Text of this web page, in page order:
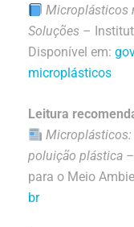
Microplásticos
Soluções –
Disponível em:
microplásticos
Leitura
poluição plástica
para o Meio
br